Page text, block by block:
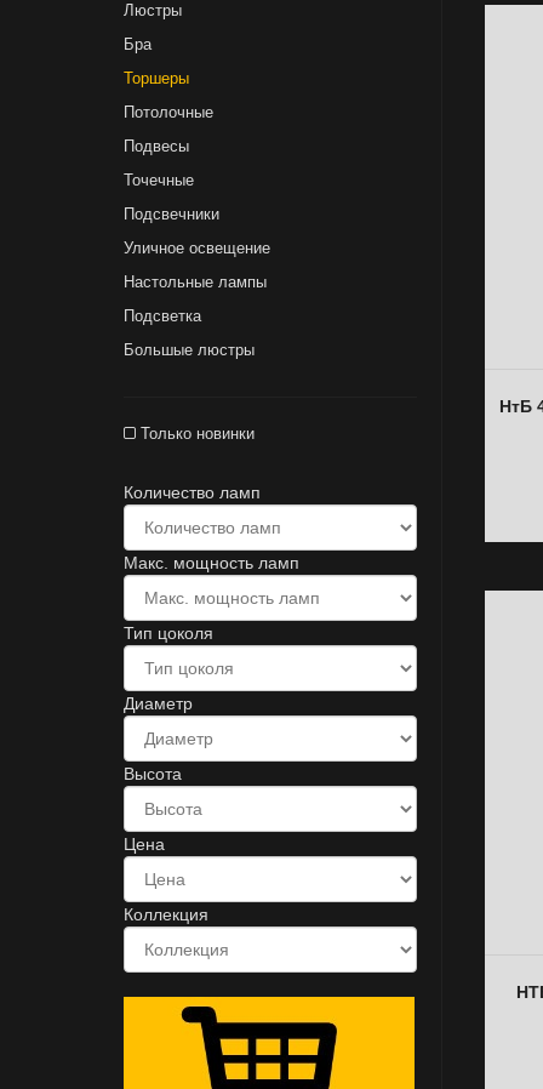
Люстры
Бра
Торшеры
Потолочные
Подвесы
Точечные
Подсвечники
Уличное освещение
Настольные лампы
Подсветка
Большые люстры
Только новинки
Количество ламп
Макс. мощность ламп
Тип цоколя
Диаметр
Высота
Цена
Коллекция
НтБ